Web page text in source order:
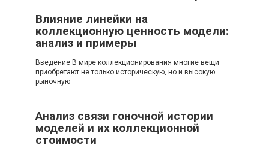
Влияние линейки на
коллекционную ценность модели:
анализ и примеры
Введение В мире коллекционирования многие вещи
приобретают не только историческую, но и высокую
рыночную
Анализ связи гоночной истории
моделей и их коллекционной
стоимости